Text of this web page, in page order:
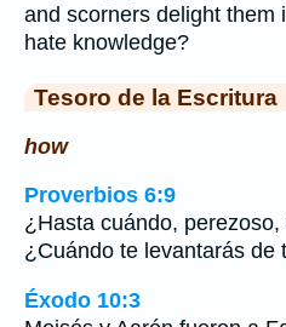
and scorners delight them
hate knowledge?
Tesoro de la Escritura
how
Proverbios 6:9
¿Hasta cuándo,
¿Cuándo te levantarás de
Éxodo 10:3